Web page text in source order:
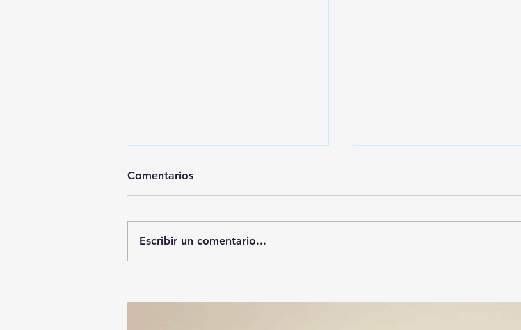
A PRESUNTO
GOBIERNO ADMITE QUE
Comentarios
Escribir un comentario...